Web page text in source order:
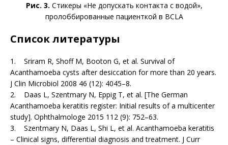
Рис. 3. Стикеры «Не допускать контакта с водой»,
пролоббированные пациенткой в BCLA
Список литературы
1. Sriram R, Shoff M, Booton G, et al. Survival of
Acanthamoeba cysts after desiccation for more than 20 years.
J Clin Microbiol 2008 46 (12): 4045–8.
2. Daas L, Szentmary N, Eppig T, et al. [The German
Acanthamoeba keratitis register: Initial results of a multicenter
study]. Ophthalmologe 2015 112 (9): 752–63.
3. Szentmary N, Daas L, Shi L, et al. Acanthamoeba keratitis
– Clinical signs, differential diagnosis and treatment. J Curr